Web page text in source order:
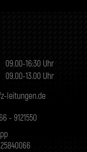
09.00-16:30 Uhr
09.00-13.00 Uhr
leitungen.de
- 9121550